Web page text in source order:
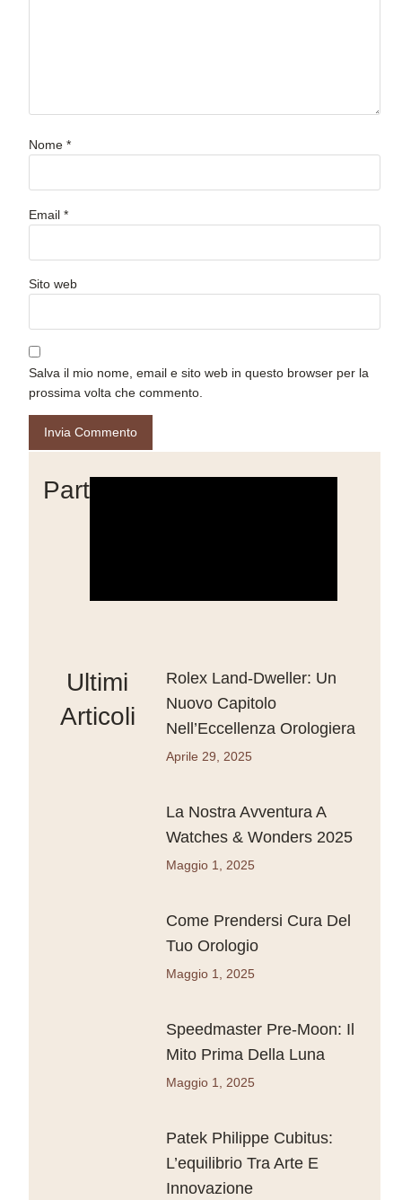
Nome *
Email *
Sito web
Salva il mio nome, email e sito web in questo browser per la
prossima volta che commento.
Partner
Ultimi
Articoli
Rolex Land-Dweller: Un
Nuovo Capitolo
Nell’Eccellenza Orologiera
Aprile 29, 2025
La Nostra Avventura A
Watches & Wonders 2025
Maggio 1, 2025
Come Prendersi Cura Del
Tuo Orologio
Maggio 1, 2025
Speedmaster Pre-Moon: Il
Mito Prima Della Luna
Maggio 1, 2025
Patek Philippe Cubitus:
L’equilibrio Tra Arte E
Innovazione